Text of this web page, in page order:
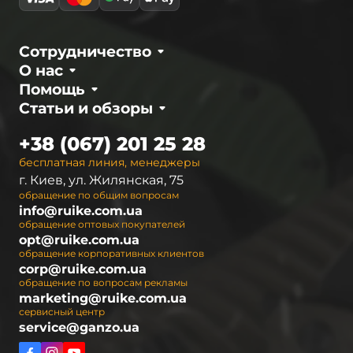
О нас
Сотрудничество
Статьи и обзоры
Помощь
бесплатная линия, менеджеры
+38 (067) 201 25 28
г. Киев, ул. Жилянская, 75
обращение по общим вопросам
info@ruike.com.ua
обращение оптовых покупателей
opt@ruike.com.ua
обращение корпоративных клиентов
corp@ruike.com.ua
обращение по вопросам рекламы
marketing@ruike.com.ua
сервисный центр
service@ganzo.ua